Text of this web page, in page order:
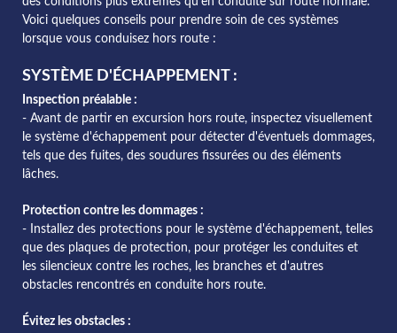
Voici quelques conseils pour prendre soin de ces systèmes
lorsque vous conduisez hors route :
SYSTÈME D'ÉCHAPPEMENT :
Inspection préalable :
- Avant de partir en excursion hors route, inspectez visuellement
le système d'échappement pour détecter d'éventuels dommages,
tels que des fuites, des soudures fissurées ou des éléments
lâches.
Protection contre les dommages :
- Installez des protections pour le système d'échappement, telles
que des plaques de protection, pour protéger les conduites et
les silencieux contre les roches, les branches et d'autres
obstacles rencontrés en conduite hors route.
Évitez les obstacles :